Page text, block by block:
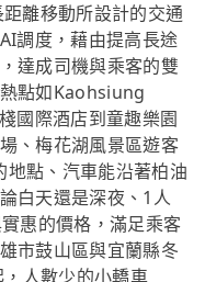
離移動所設計的交通
調度，藉由提高長途
達成司機與乘客的雙
點如Kaohsiung
國際酒店到童趣樂園
、梅花湖風景區遊客
點、汽車能沿著柏油
白天還是深夜、1人
惠的價格，滿足乘客
市鼓山區與宜蘭縣冬
人數少的小轎車